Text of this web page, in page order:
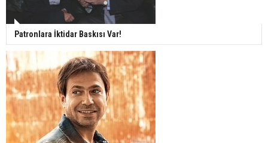
Patronlara İktidar Baskısı Var!